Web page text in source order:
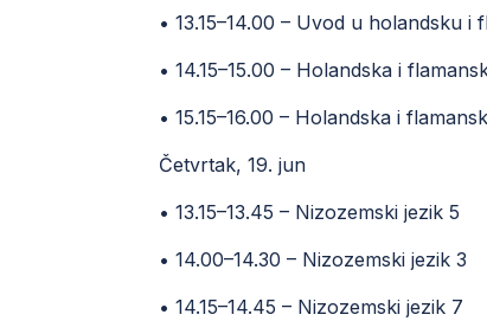
• 13.15–14.00 – Uvod u holandsku i
• 14.15–15.00 – Holandska i
• 15.15–16.00 – Holandska i
Četvrtak, 19. jun
• 13.15–13.45 – Nizozemski jezik 5
• 14.00–14.30 – Nizozemski jezik 3
• 14.15–14.45 – Nizozemski jezik 7